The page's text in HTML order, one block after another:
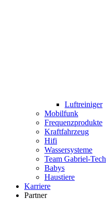
Luftreiniger
Mobilfunk
Frequenzprodukte
Kraftfahrzeug
Hifi
Wassersysteme
Team Gabriel-Tech
Babys
Haustiere
Karriere
Partner